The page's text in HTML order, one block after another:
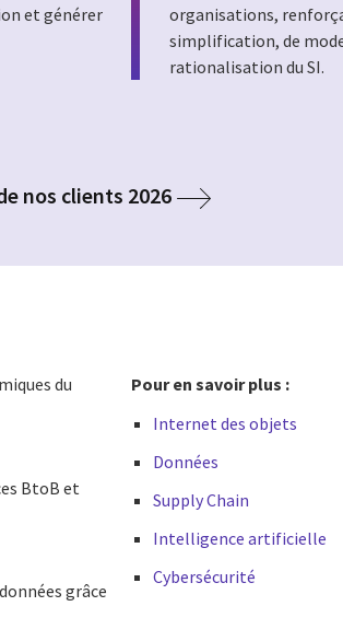
et générer
organisations,
simplification, de
rationalisation du SI.
nos clients 2026
du
BtoB et
grâce
Pour en savoir plus :
Internet des objets
Données
Supply Chain
Intelligence artificielle
Cybersécurité